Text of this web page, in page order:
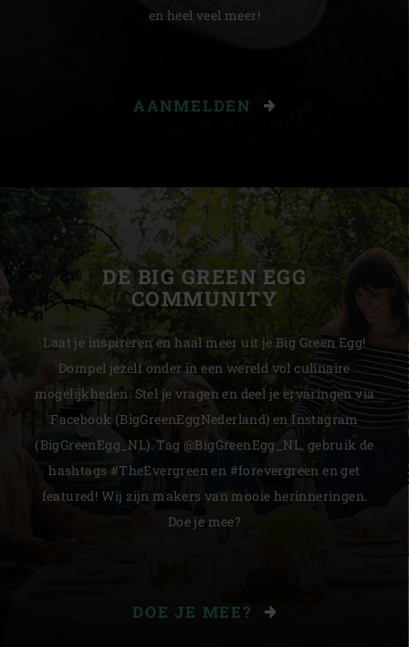
en heel veel meer!
AANMELDEN
DE BIG GREEN EGG
COMMUNITY
Laat je inspireren en haal meer uit je Big Green Egg!
Dompel jezelf onder in een wereld vol culinaire
mogelijkheden. Stel je vragen en deel je ervaringen via
Facebook (BigGreenEggNederland) en Instagram
(BigGreenEgg_NL). Tag @BigGreenEgg_NL, gebruik de
hashtags #TheEvergreen en #forevergreen en get
featured! Wij zijn makers van mooie herinneringen.
Doe je mee?
DOE JE MEE?